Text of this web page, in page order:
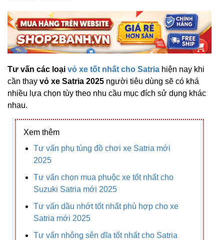
Tư vấn các loại vỏ xe tốt nhất cho Satria hiện nay khi
cần thay vỏ xe Satria 2025 người tiêu dùng sẽ có khá
nhiều lựa chọn tùy theo nhu cầu mục đích sử dụng khác
nhau.
Xem thêm
Tư vấn phụ tùng đồ chơi xe Satria mới
2025
Tư vấn chọn mua phuộc xe tốt nhất cho
Suzuki Satria mới 2025
Tư vấn dầu nhớt tốt nhất phù hợp cho xe
Satria mới 2025
Tư vấn nhông sên dĩa tốt nhất cho Satria